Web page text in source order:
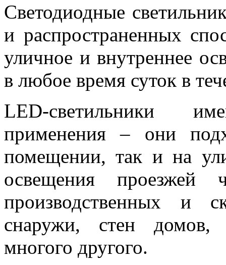
Светодиодные
и распространенных
уличное и внутреннее
в любое время суток в
LED-светильники
применения – они
помещении, так и на
освещения проезжей
производственных и
снаружи, стен домов,
многого другого.